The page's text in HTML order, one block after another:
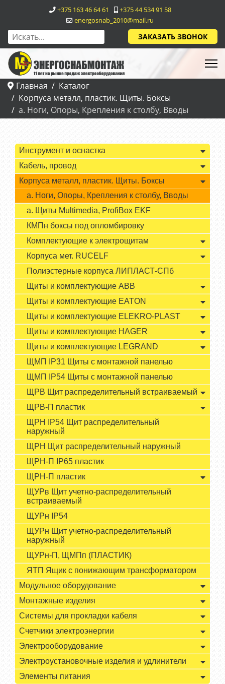
+375 163 46 64 61
+375 44 534 91 58
energosnab_2010@mail.ru
ЗАКАЗАТЬ ЗВОНОК
Главная
Каталог
Корпуса металл, пластик. Щиты. Боксы
а. Ноги, Опоры, Крепления к столбу, Вводы
Инструмент и оснастка
Кабель, провод
Корпуса металл, пластик. Щиты. Боксы
а. Ноги, Опоры, Крепления к столбу, Вводы
а. Щиты Multimedia, ProfiBox EKF
КМПн боксы под опломбировку
Комплектующие к электрощитам
Корпуса мет. RUCELF
Полиэстерные корпуса ЛИПЛАСТ-СПб
Щиты и комплектующие ABB
Щиты и комплектующие EATON
Щиты и комплектующие ELEKRO-PLAST
Щиты и комплектующие HAGER
Щиты и комплектующие LEGRAND
ЩМП IP31 Щиты с монтажной панелью
ЩМП IP54 Щиты с монтажной панелью
ЩРВ Щит распределительный встраиваемый
ЩРВ-П пластик
ЩРН IP54 Щит распределительный
наружный
ЩРН Щит распределительный наружный
ЩРН-П IP65 пластик
ЩРН-П пластик
ЩУРв Щит учетно-распределительный
встраиваемый
ЩУРн IP54
ЩУРн Щит учетно-распределительный
наружный
ЩУРн-П, ЩМПп (ПЛАСТИК)
ЯТП Ящик с понижающим трансформатором
Модульное оборудование
Монтажные изделия
Системы для прокладки кабеля
Счетчики электроэнергии
Электрооборудование
Электроустановочные изделия и удлинители
Элементы питания